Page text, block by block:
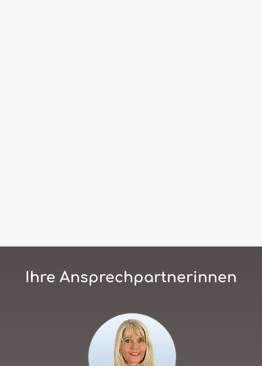
Ihre Ansprechpartnerinnen